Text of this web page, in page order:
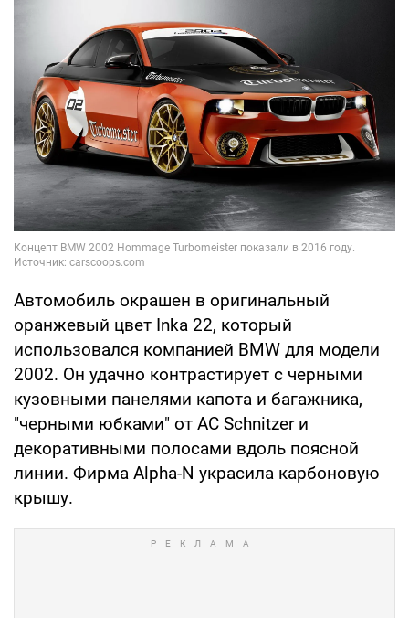
Автомобиль окрашен в оригинальный
оранжевый цвет Inka 22, который
использовался компанией BMW для модели
2002. Он удачно контрастирует с черными
кузовными панелями капота и багажника,
"черными юбками" от AC Schnitzer и
декоративными полосами вдоль поясной
линии. Фирма Alpha-N украсила карбоновую
крышу.